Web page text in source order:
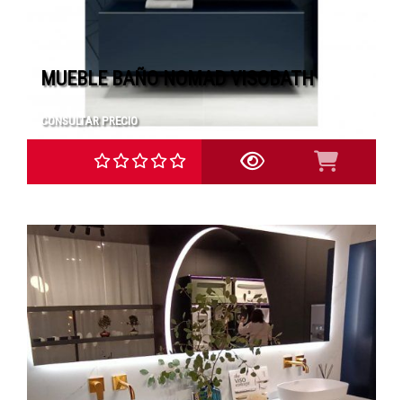
MUEBLE BAÑO NOMAD VISOBATH
CONSULTAR PRECIO